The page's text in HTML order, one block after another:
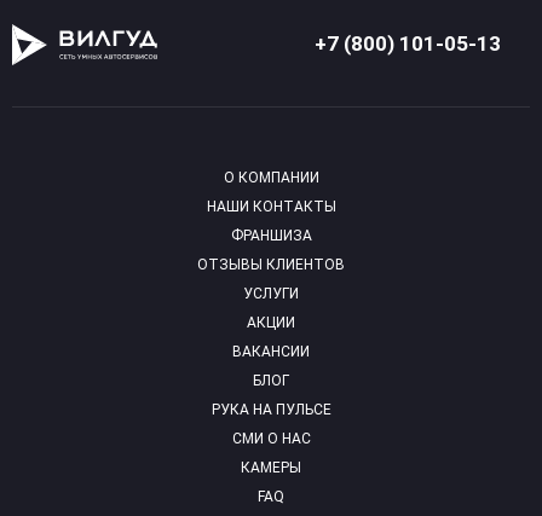
+7 (800) 101-05-13
О КОМПАНИИ
НАШИ КОНТАКТЫ
ФРАНШИЗА
ОТЗЫВЫ КЛИЕНТОВ
УСЛУГИ
АКЦИИ
ВАКАНСИИ
БЛОГ
РУКА НА ПУЛЬСЕ
СМИ О НАС
КАМЕРЫ
FAQ